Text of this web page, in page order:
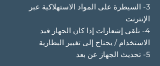
3- السيطرة على المواد الاستهلاكية عبر
الإنترنت
4- تلقي إشعارات إذا كان الجهاز قيد
الاستخدام / يحتاج إلى تغيير البطارية
5- تحديث الجهاز عن بعد